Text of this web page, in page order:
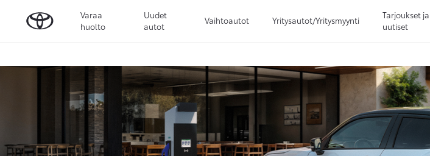
Varaa
huolto
Uudet
autot
Vaihtoautot Yritysautot/Yritysmyynti
Tarjoukset ja
uutiset